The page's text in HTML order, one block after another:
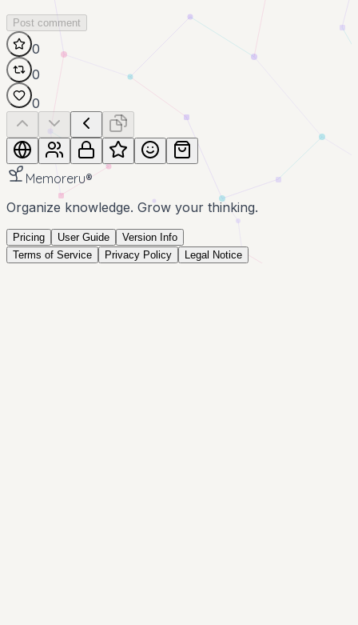
Post comment
0
0
0
Memoreru®
Organize knowledge. Grow your thinking.
Pricing User Guide
Version Info
Terms of Service
Privacy Policy Legal Notice